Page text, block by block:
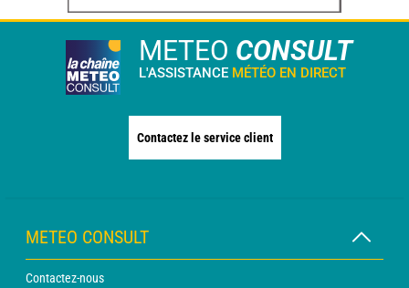
METEO CONSULT
L'ASSISTANCE MÉTÉO EN DIRECT
Contactez le service client
METEO CONSULT
Contactez-nous